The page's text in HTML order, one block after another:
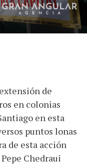
de
en colonias
en esta
puntos lonas
de esta acción
Chedraui